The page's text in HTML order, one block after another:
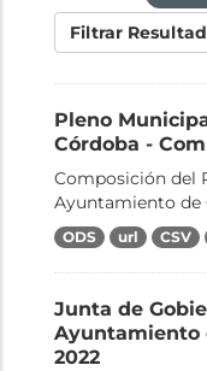
Filtrar
Pleno
Córdoba -
Composición del
Ayuntamiento de
ODS url CSV
Junta de
Ayuntamiento
2022